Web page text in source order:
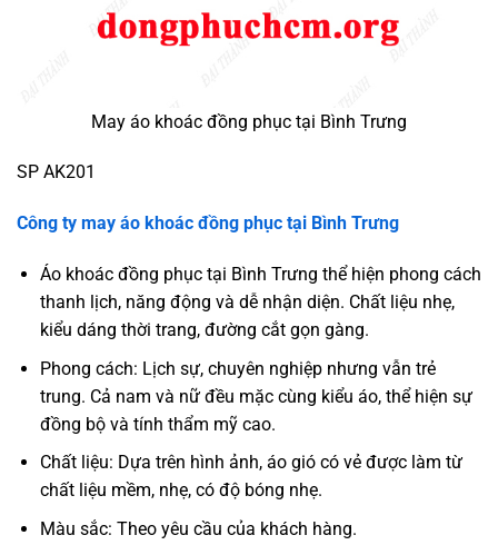
May áo khoác đồng phục tại Bình Trưng
SP AK201
Công ty may áo khoác đồng phục tại Bình Trưng
Áo khoác đồng phục tại Bình Trưng thể hiện phong cách
thanh lịch, năng động và dễ nhận diện. Chất liệu nhẹ,
kiểu dáng thời trang, đường cắt gọn gàng.
Phong cách: Lịch sự, chuyên nghiệp nhưng vẫn trẻ
trung. Cả nam và nữ đều mặc cùng kiểu áo, thể hiện sự
đồng bộ và tính thẩm mỹ cao.
Chất liệu: Dựa trên hình ảnh, áo gió có vẻ được làm từ
chất liệu mềm, nhẹ, có độ bóng nhẹ.
Màu sắc: Theo yêu cầu của khách hàng.